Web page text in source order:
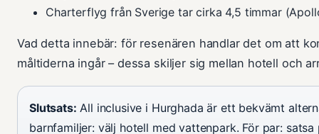
Charterflyg från Sverige tar cirka 4,5 timmar
Vad detta innebär: för resenären handlar det om att
måltiderna ingår – dessa skiljer sig mellan hotell och
Slutsats: All inclusive i Hurghada är ett bekvämt
barnfamiljer: välj hotell med vattenpark. För par: